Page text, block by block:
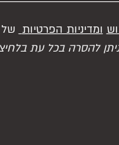
ומדיניות הפרטיות של
להסרה בכל עת